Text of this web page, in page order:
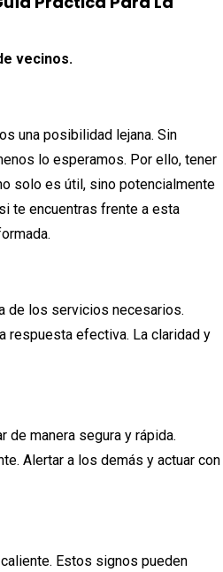
vecinos.
una posibilidad lejana. Sin
lo esperamos. Por ello, tener
solo es útil, sino potencialmente
te encuentras frente a esta
de los servicios necesarios.
respuesta efectiva. La claridad y
de manera segura y rápida.
Alertar a los demás y actuar con
Estos signos pueden